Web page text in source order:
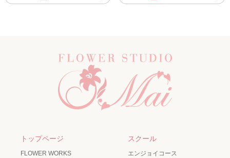
トップページ
FLOWER WORKS
スクール
エンジョイコース